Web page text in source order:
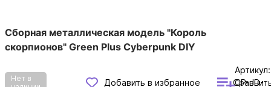
Сборная металлическая модель "Король
скорпионов" Green Plus Cyberpunk DIY
Нет в
Добавить в избранное
Артикул:
CP-JD-